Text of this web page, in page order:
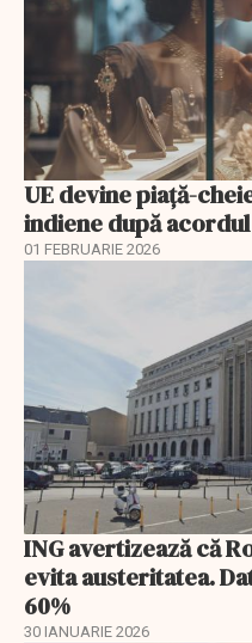
UE devine piață-
indiene după
01 FEBRUARIE 2026
ING avertizează că
evita austeritatea.
60%
30 IANUARIE 2026